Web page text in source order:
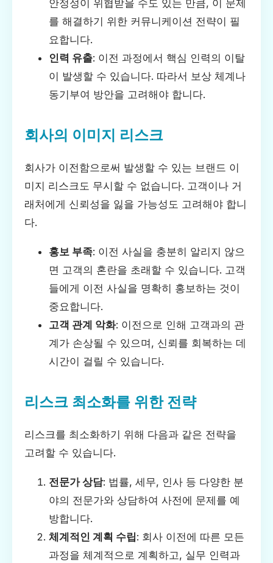
안정성이 위협받을 수도 있는 만큼, 이 문제
를 해결하기 위한 커뮤니케이션 전략이 필
요합니다.
인력 유출: 이전 과정에서 핵심 인력의 이탈
이 발생할 수 있습니다. 따라서 보상 체계나
동기부여 방안을 고려해야 합니다.
회사의 이미지 리스크
회사가 이전함으로써 발생할 수 있는 브랜드 이
미지 리스크도 무시할 수 없습니다. 고객이나 거
래처에게 신뢰성을 잃을 가능성도 고려해야 합니
다.
홍보 부족: 이전 사실을 충분히 알리지 않으
면 고객의 혼란을 초래할 수 있습니다. 고객
들에게 이전 사실을 명확히 홍보하는 것이
중요합니다.
고객 관계 악화: 이전으로 인해 고객과의 관
계가 손상될 수 있으며, 신뢰를 회복하는 데
시간이 걸릴 수 있습니다.
리스크 최소화를 위한 전략
리스크를 최소화하기 위해 다음과 같은 전략을
고려할 수 있습니다.
전문가 상담: 법률, 세무, 인사 등 다양한 분
야의 전문가와 상담하여 사전에 문제를 예
방합니다.
체계적인 계획 수립: 회사 이전에 따른 모든
과정을 체계적으로 계획하고, 실무 인력과